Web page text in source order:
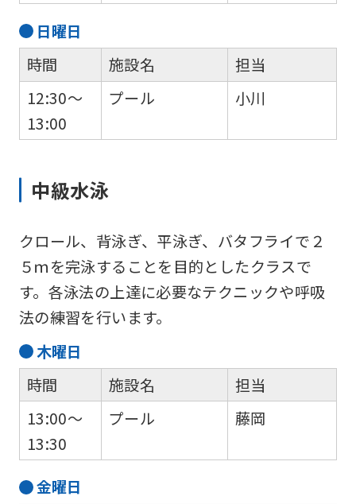
日曜日
時間
12:30～
13:00
施設名
プール
担当
小川
中級水泳
クロール、背泳ぎ、平泳ぎ、バタフライで２
５ｍを完泳することを目的としたクラスで
す。各泳法の上達に必要なテクニックや呼吸
法の練習を行います。
木曜日
時間
13:00～
13:30
施設名
プール
担当
藤岡
金曜日